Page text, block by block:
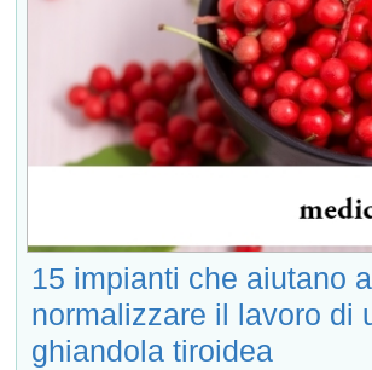
15 impianti che aiutano a
normalizzare il lavoro di
ghiandola tiroidea